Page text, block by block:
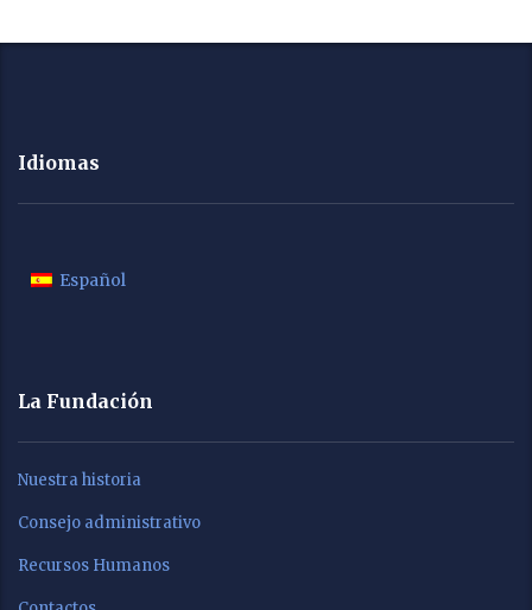
Idiomas
Español
La Fundación
Nuestra historia
Consejo administrativo
Recursos Humanos